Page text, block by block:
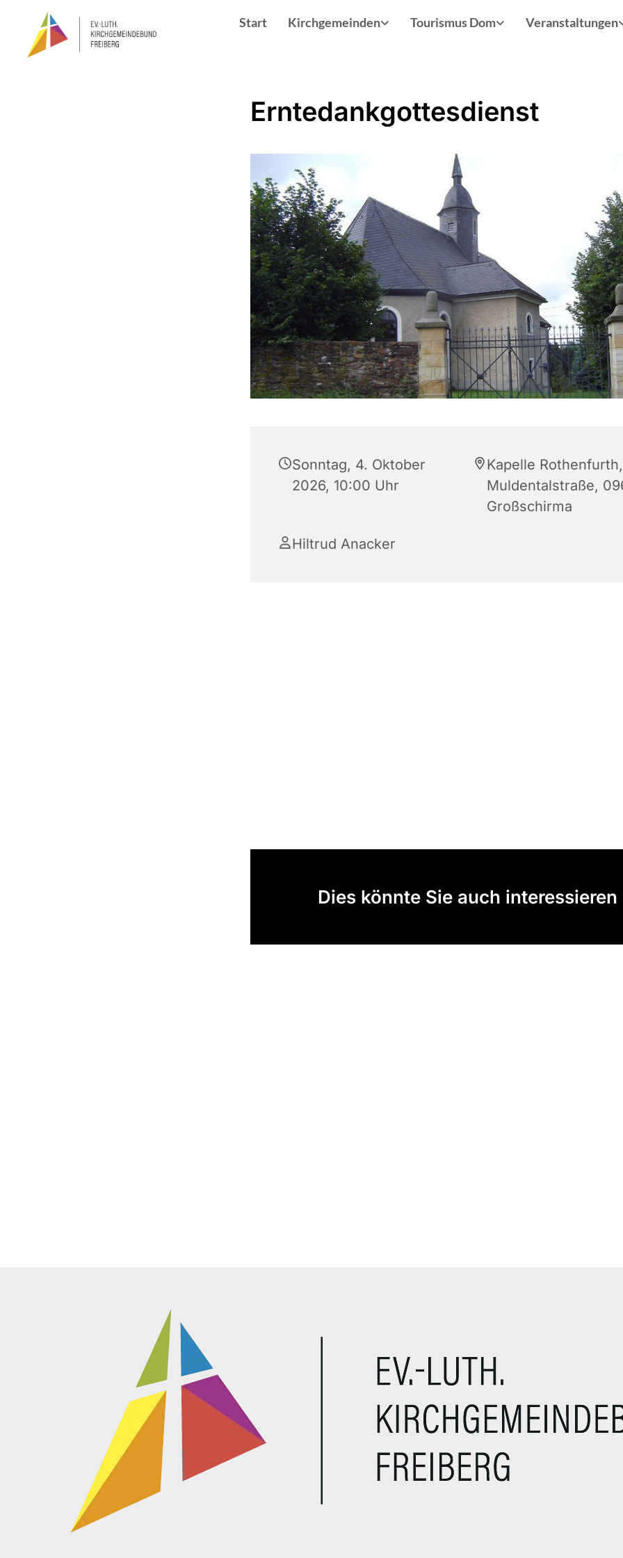
Start Kirchgemeinden Tourismus Dom Veranstaltungen
Erntedankgottesdienst
Sonntag, 4. Oktober
2026, 10:00 Uhr
Kapelle Rothenfurth,
Muldentalstraße,
Großschirma
Hiltrud Anacker
Dies könnte Sie auch interessieren